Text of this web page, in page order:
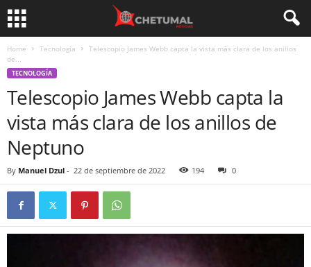
Home Tecnología
Telescopio James Webb capta la vista más clara de los anillos
de...
TECNOLOGÍA
Telescopio James Webb capta la
vista más clara de los anillos de
Neptuno
By Manuel Dzul - 22 de septiembre de 2022 194 0